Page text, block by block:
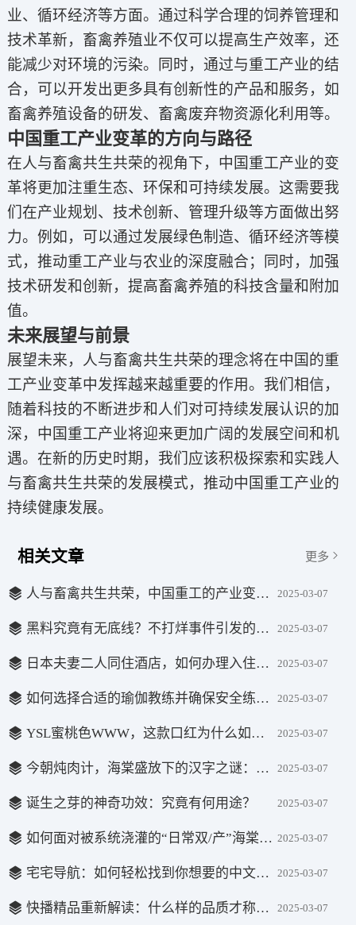
业、循环经济等方面。通过科学合理的饲养管理和
技术革新，畜禽养殖业不仅可以提高生产效率，还
能减少对环境的污染。同时，通过与重工产业的结
合，可以开发出更多具有创新性的产品和服务，如
畜禽养殖设备的研发、畜禽废弃物资源化利用等。
中国重工产业变革的方向与路径
在人与畜禽共生共荣的视角下，中国重工产业的变
革将更加注重生态、环保和可持续发展。这需要我
们在产业规划、技术创新、管理升级等方面做出努
力。例如，可以通过发展绿色制造、循环经济等模
式，推动重工产业与农业的深度融合；同时，加强
技术研发和创新，提高畜禽养殖的科技含量和附加
值。
未来展望与前景
展望未来，人与畜禽共生共荣的理念将在中国的重
工产业变革中发挥越来越重要的作用。我们相信，
随着科技的不断进步和人们对可持续发展认识的加
深，中国重工产业将迎来更加广阔的发展空间和机
遇。在新的历史时期，我们应该积极探索和实践人
与畜禽共生共荣的发展模式，推动中国重工产业的
持续健康发展。
相关文章 更多
人与畜禽共生共荣，中国重工的产业变革之路上走向何方？ 2025-03-07
黑料究竟有无底线？不打烊事件引发的社会与媒体反思 2025-03-07
日本夫妻二人同住酒店，如何办理入住手续？有哪些注意事项？ 2025-03-07
如何选择合适的瑜伽教练并确保安全练习？ 2025-03-07
YSL蜜桃色WWW，这款口红为什么如此受欢迎？ 2025-03-07
今朝炖肉计，海棠盛放下的汉字之谜：如何重写经典？ 2025-03-07
诞生之芽的神奇功效：究竟有何用途？ 2025-03-07
如何面对被系统浇灌的“日常双/产”海棠？效果与影响如何？ 2025-03-07
宅宅导航：如何轻松找到你想要的中文汉字？ 2025-03-07
快播精品重新解读：什么样的品质才称得上是真正的“精品”？ 2025-03-07